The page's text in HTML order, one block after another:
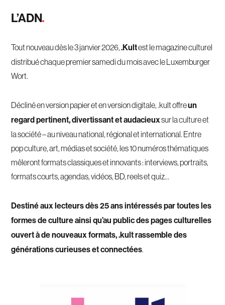
L’ADN
Tout nouveau dès le 3 janvier 2026,.Kultest le magazine culturel
distribué chaque premier samedi du mois avec le Luxemburger
Wort.
Décliné en version papier et en version digitale, .kult offreun
regard pertinent, divertissant et audacieuxsur la culture et
la société – au niveau national, régional et international. Entre
pop culture, art, médias et société, les 10 numéros thématiques
mêleront formats classiques et innovants : interviews, portraits,
formats courts, agendas, vidéos, BD, reels et quiz…
Destiné aux lecteurs dès 25 ans intéressés par toutes les
formes de culture ainsi qu’au public des pages culturelles
ouvert à de nouveaux formats, .kult rassemble des
générations curieuses et connectées.